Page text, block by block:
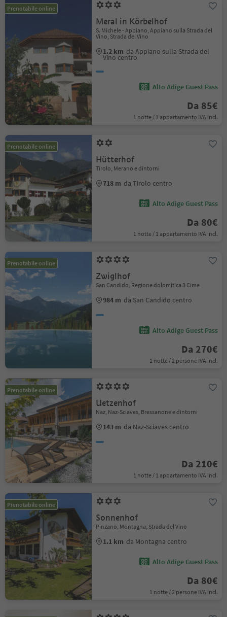
Prenotabile online
Meral in Körbelhof
S. Michele - Appiano, Appiano sulla Strada del
Vino, Strada del Vino
1.2 km da Appiano sulla Strada del
Vino centro
Alto Adige Guest Pass
Da 85€
1 notte / 1 appartamento IVA incl.
Prenotabile online
Hütterhof
Tirolo, Merano e dintorni
718 m da Tirolo centro
Alto Adige Guest Pass
Da 80€
1 notte / 1 appartamento IVA incl.
Prenotabile online
Zwiglhof
San Candido, Regione dolomitica 3 Cime
984 m da San Candido centro
Alto Adige Guest Pass
Da 270€
1 notte / 2 persone IVA incl.
Prenotabile online
Uetzenhof
Naz, Naz-Sciaves, Bressanone e dintorni
143 m da Naz-Sciaves centro
Da 210€
1 notte / 1 appartamento IVA incl.
Prenotabile online
Sonnenhof
Pinzano, Montagna, Strada del Vino
1.1 km da Montagna centro
Alto Adige Guest Pass
Da 80€
1 notte / 2 persone IVA incl.